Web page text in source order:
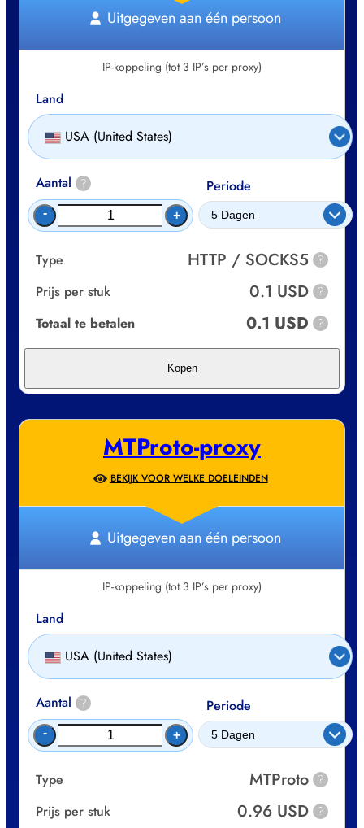
Uitgegeven aan één persoon
IP-koppeling (tot 3 IP’s per proxy)
Land
USA (United States)
Aantal ?
- +
Periode
Type HTTP / SOCKS5 ?
Prijs per stuk 0.1 USD ?
Totaal te betalen 0.1 USD ?
Kopen
MTProto-proxy
BEKIJK VOOR WELKE DOELEINDEN
Uitgegeven aan één persoon
IP-koppeling (tot 3 IP’s per proxy)
Land
USA (United States)
Aantal ?
- +
Periode
Type MTProto ?
Prijs per stuk 0.96 USD ?